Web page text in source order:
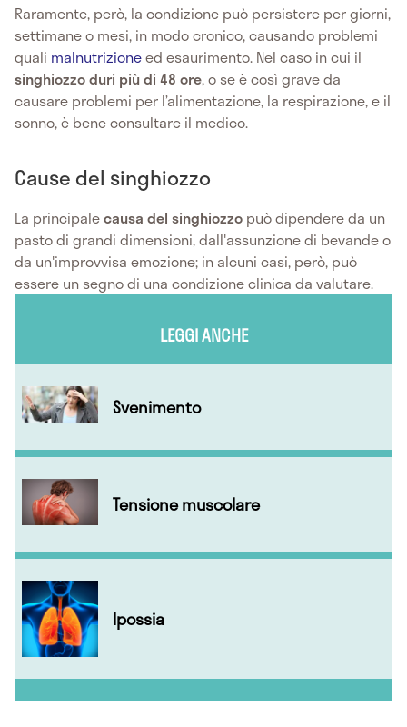
Raramente, però, la condizione può persistere per giorni,
settimane o mesi, in modo cronico, causando problemi
quali malnutrizioneed esaurimento. Nel caso in cui il
singhiozzo duri più di 48 ore, o se è così grave da
causare problemi per l’alimentazione, la respirazione, e il
sonno, è bene consultare il medico.
Cause del singhiozzo
La principalecausa del singhiozzo può dipendere da un
pasto di grandi dimensioni, dall'assunzione di bevande o
da un'improvvisa emozione; in alcuni casi, però, può
essere un segno di una condizione clinica da valutare.
LEGGI ANCHE
Svenimento
Tensione muscolare
Ipossia